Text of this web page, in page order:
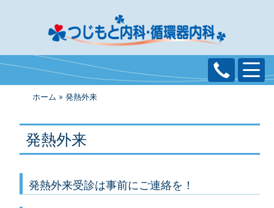
ホーム »発熱外来
発熱外来
発熱外来受診は事前にご連絡を！